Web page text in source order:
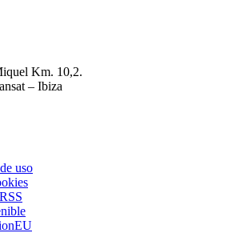
Km. 10,2.
– Ibiza
uso